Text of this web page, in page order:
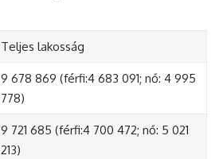
Teljes lakosság
9 678 869 (férfi:4 683 091; nő: 4 995
778)
9 721 685 (férfi:4 700 472; nő: 5 021
213)